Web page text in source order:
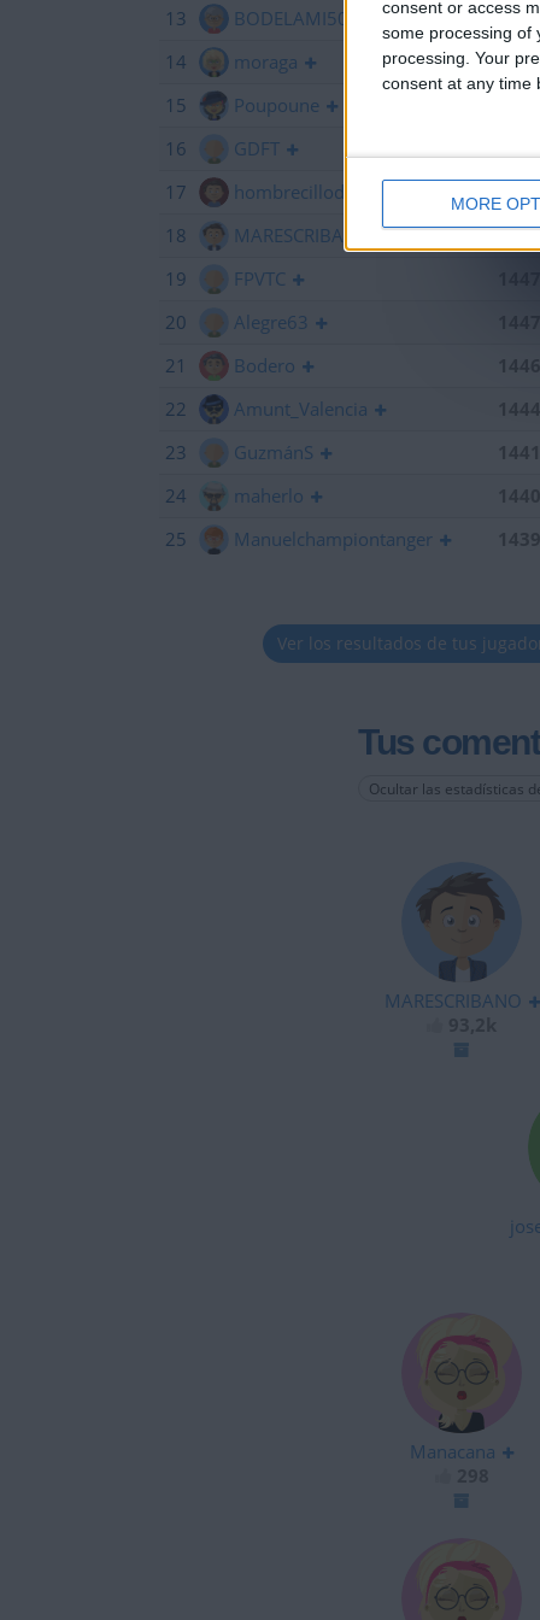
consent or access
some processing of
processing. Your
consent at any time
MORE
13
BODELAMI50
14
moraga
15
Poupoune
16
GDFT
17
hombrecillodepan
18
MARESCRIBANO
19
FPVTC
20
Alegre63
21
Bodero
22
Amunt_Valencia
23
GuzmánS
24
maherlo
25
Manuelchampiontanger
Ver los resultados de tus
Tus
Ocultar las estadísticas
MARESCRIBANO
Manacana